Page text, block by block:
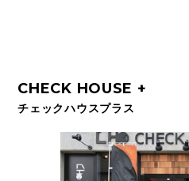
チェックハウスプラス